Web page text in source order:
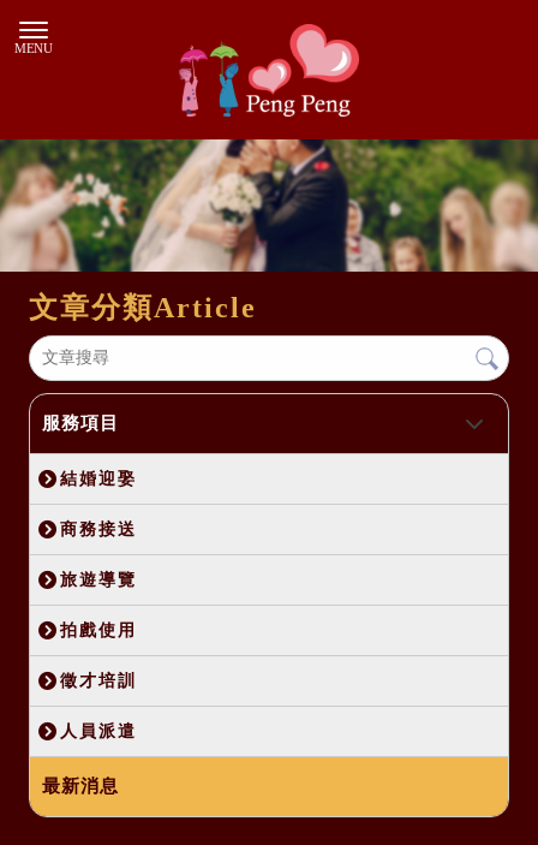
文章分類Article
服務項目
結婚迎娶
商務接送
旅遊導覽
拍戲使用
徵才培訓
人員派遣
最新消息